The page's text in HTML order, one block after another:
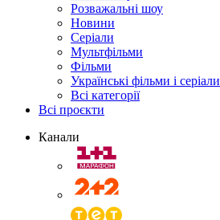
Розважальні шоу
Новини
Серіали
Мультфільми
Фільми
Українські фільми і серіали
Всі категорії
Всі проєкти
Канали